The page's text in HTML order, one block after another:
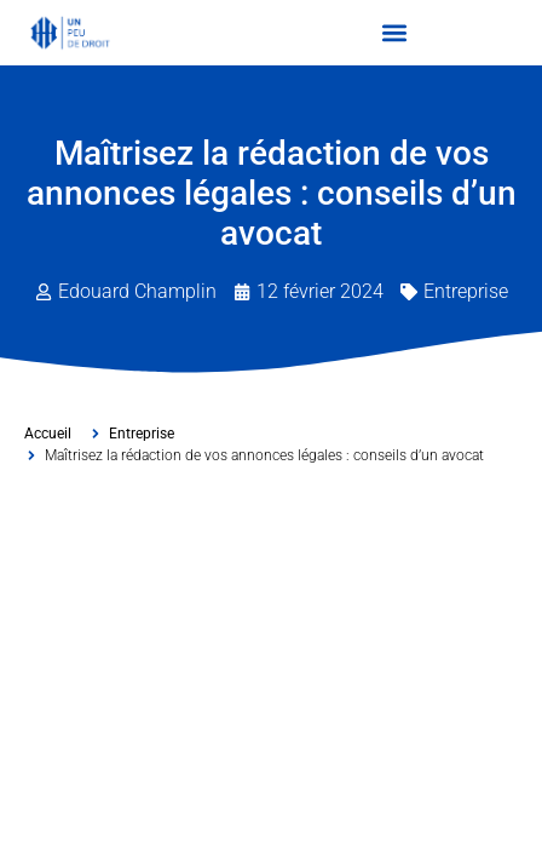
Maîtrisez la rédaction de vos
annonces légales : conseils d’un
avocat
Edouard Champlin 12 février 2024 Entreprise
Accueil
Entreprise
Maîtrisez la rédaction de vos annonces légales : conseils d’un avocat